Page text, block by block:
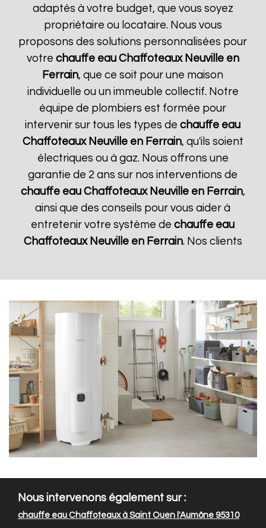
adaptés à votre budget, que vous soyez
propriétaire ou locataire. Nous vous
proposons des solutions personnalisées pour
votre chauffe eau Chaffoteaux Neuville en
Ferrain, que ce soit pour une maison
individuelle ou un immeuble collectif. Notre
équipe de plombiers est formée pour
intervenir sur tous les types dechauffe eau
Chaffoteaux Neuville en Ferrain, qu'ils soient
électriques ou à gaz. Nous offrons une
garantie de 2 ans sur nos interventions de
chauffe eau Chaffoteaux Neuville en Ferrain,
ainsi que des conseils pour vous aider à
entretenir votre système dechauffe eau
Chaffoteaux Neuville en Ferrain. Nos clients
Nous intervenons également sur :
chauffe eau Chaffoteaux à Saint Ouen l'Aumône 95310